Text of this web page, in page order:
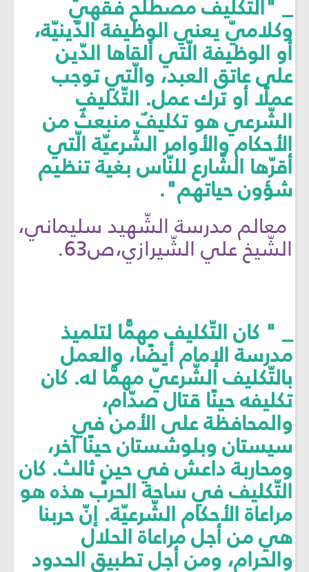
_ "التّكليف مصطلح فقهيّ
وكلاميّ يعني الوظيفة الدّينيّة،
أو الوظيفة الّتي ألقاها الدّين
على عاتق العبد، والّتي توجب
عملًا أو ترك عمل. التّكليف
الشّرعي هو تكليفٌ منبعثٌ من
الأحكام والأوامر الشّرعيّة الّتي
أقرّها الشّارع للنّاس بغية تنظيم
شؤون حياتهم".
معالم مدرسة الشّهيد سليماني،
الشّيخ علي الشّيرازي،ص63.
_ " كان التّكليف مهمًّا لتلميذ
مدرسة الإمام أيضًا، والعمل
بالتّكليف الشّرعيّ مهمًّا له. كان
تكليفه حينًا قتال صدّام،
والمحافظة على الأمن في
سيستان وبلوشستان حينًا آخر،
ومحاربة داعش في حينٍ ثالث. كان
التّكليف في ساحة الحرب هذه هو
مراعاة الأحكام الشّرعيّة. إنّ حربنا
هي من أجل مراعاة الحلال
والحرام، ومن أجل تطبيق الحدود